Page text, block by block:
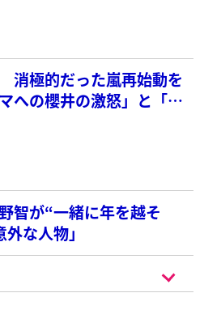
消極的だった嵐再始動を
への櫻井の激怒」と「相
智が“一緒に年を越そ
な人物」